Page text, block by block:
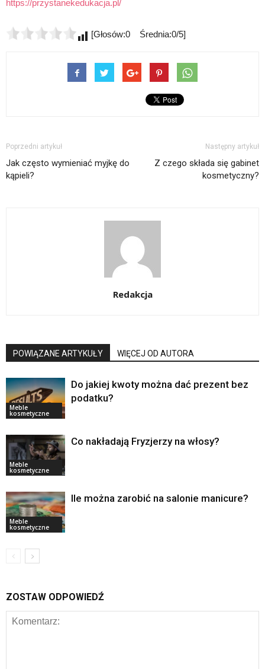
https://przystanekedukacja.pl/
[Głosów:0 Średnia:0/5]
Poprzedni artykuł
Jak często wymieniać myjkę do
kąpieli?
Następny artykuł
Z czego składa się gabinet
kosmetyczny?
Redakcja
POWIĄZANE ARTYKUŁY WIĘCEJ OD AUTORA
Meble
kosmetyczne
Do jakiej kwoty można dać prezent bez
podatku?
Meble
kosmetyczne
Co nakładają Fryzjerzy na włosy?
Meble
kosmetyczne
Ile można zarobić na salonie manicure?
ZOSTAW ODPOWIEDŹ